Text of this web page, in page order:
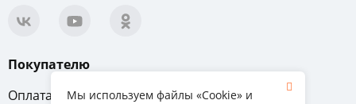
Покупателю
Оплата
Вопрос-ответ
Мы используем файлы «Cookie» и